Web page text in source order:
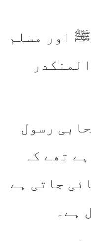
اور مسلم
رسول
تھے کہ
جاتی ہے
ہے۔